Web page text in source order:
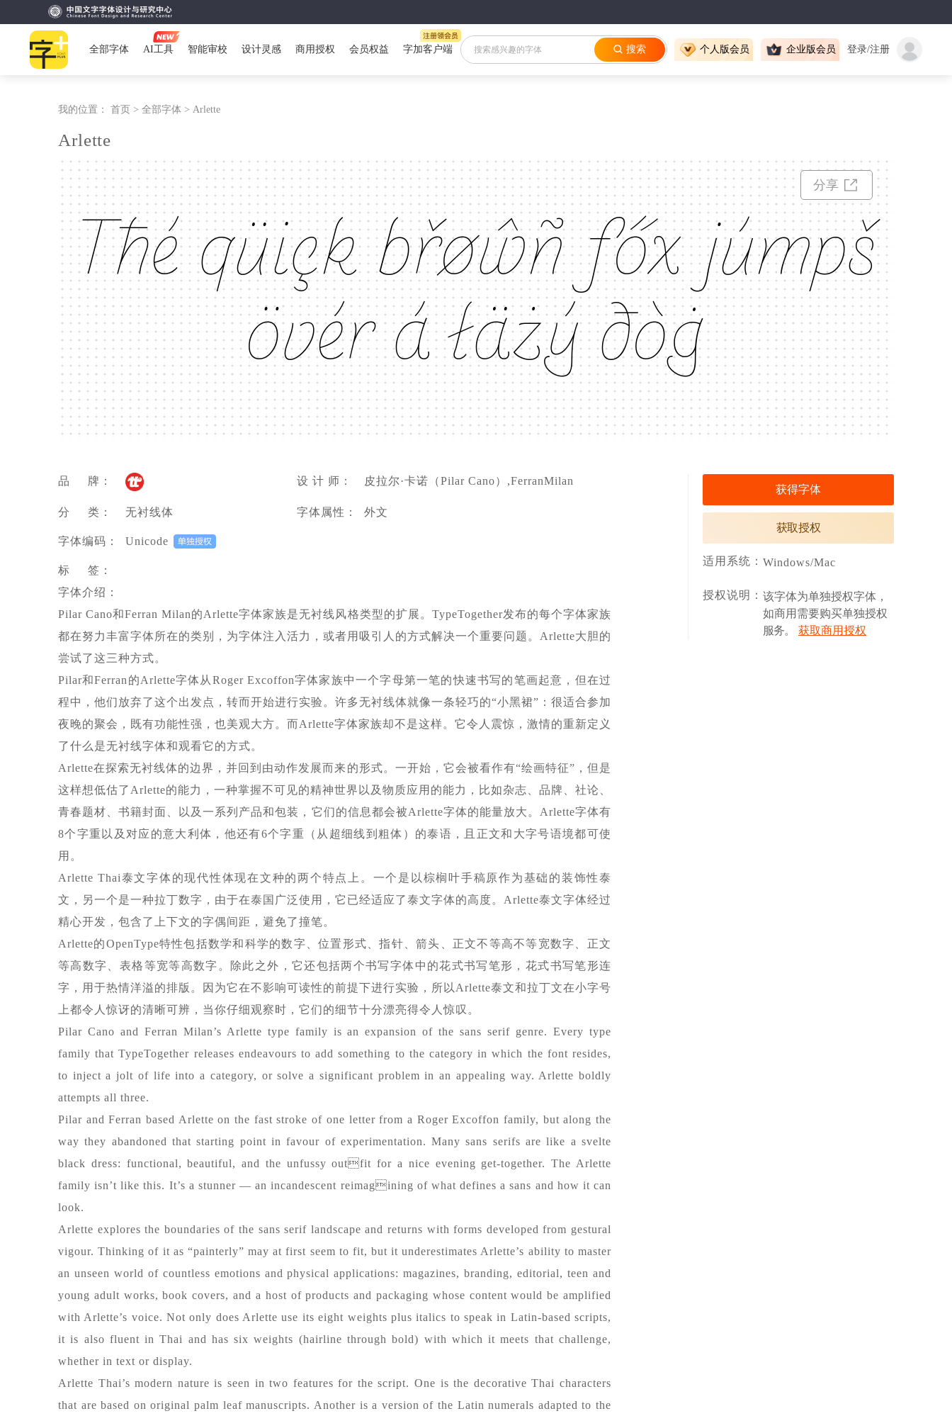
全部字体 AI工具 智能审校 设计灵感 商用授权 会员权益 字加客户端 登录/注册
企业版会员
个人版会员
搜索
我的位置： 首页 > 全部字体 > Arlette
Arlette
Tħé qüiçk břøŵñ főx júmpš
övér á łäżý đòġ
分享
品 牌： 设 计 师： 皮拉尔·卡诺（Pilar Cano）,FerranMilan
分 类： 无衬线体 字体属性： 外文
字体编码： Unicode
标 签：
字体介绍：
Pilar Cano和Ferran Milan的Arlette字体家族是无衬线风格类型的扩展。TypeTogether发布的每个字体家族
都在努力丰富字体所在的类别，为字体注入活力，或者用吸引人的方式解决一个重要问题。Arlette大胆的
尝试了这三种方式。
Pilar和Ferran的Arlette字体从Roger Excoffon字体家族中一个字母第一笔的快速书写的笔画起意，但在过
程中，他们放弃了这个出发点，转而开始进行实验。许多无衬线体就像一条轻巧的“小黑裙”：很适合参加
夜晚的聚会，既有功能性强，也美观大方。而Arlette字体家族却不是这样。它令人震惊，激情的重新定义
了什么是无衬线字体和观看它的方式。
Arlette在探索无衬线体的边界，并回到由动作发展而来的形式。一开始，它会被看作有“绘画特征”，但是
这样想低估了Arlette的能力，一种掌握不可见的精神世界以及物质应用的能力，比如杂志、品牌、社论、
青春题材、书籍封面、以及一系列产品和包装，它们的信息都会被Arlette字体的能量放大。Arlette字体有
8个字重以及对应的意大利体，他还有6个字重（从超细线到粗体）的泰语，且正文和大字号语境都可使
用。
Arlette Thai泰文字体的现代性体现在文种的两个特点上。一个是以棕榈叶手稿原作为基础的装饰性泰
文，另一个是一种拉丁数字，由于在泰国广泛使用，它已经适应了泰文字体的高度。Arlette泰文字体经过
精心开发，包含了上下文的字偶间距，避免了撞笔。
Arlette的OpenType特性包括数学和科学的数字、位置形式、指针、箭头、正文不等高不等宽数字、正文
等高数字、表格等宽等高数字。除此之外，它还包括两个书写字体中的花式书写笔形，花式书写笔形连
字，用于热情洋溢的排版。因为它在不影响可读性的前提下进行实验，所以Arlette泰文和拉丁文在小字号
上都令人惊讶的清晰可辨，当你仔细观察时，它们的细节十分漂亮得令人惊叹。
Pilar Cano and Ferran Milan’s Arlette type family is an expansion of the sans serif genre. Every type
family that TypeTogether releases endeavours to add something to the category in which the font resides,
to inject a jolt of life into a category, or solve a significant problem in an appealing way. Arlette boldly
attempts all three.
Pilar and Ferran based Arlette on the fast stroke of one letter from a Roger Excoffon family, but along the
way they abandoned that starting point in favour of experimentation. Many sans serifs are like a svelte
black dress: functional, beautiful, and the unfussy outfit for a nice evening get-together. The Arlette
family isn’t like this. It’s a stunner — an incandescent reimagining of what defines a sans and how it can
look.
Arlette explores the boundaries of the sans serif landscape and returns with forms developed from gestural
vigour. Thinking of it as “painterly” may at first seem to fit, but it underestimates Arlette’s ability to master
an unseen world of countless emotions and physical applications: magazines, branding, editorial, teen and
young adult works, book covers, and a host of products and packaging whose content would be amplified
with Arlette’s voice. Not only does Arlette use its eight weights plus italics to speak in Latin-based scripts,
it is also fluent in Thai and has six weights (hairline through bold) with which it meets that challenge,
whether in text or display.
Arlette Thai’s modern nature is seen in two features for the script. One is the decorative Thai characters
that are based on original palm leaf manuscripts. Another is a version of the Latin numerals adapted to the
获得字体
获取授权
适用系统： Windows/Mac
授权说明： 该字体为单独授权字体，
如商用需要购买单独授权
服务。
获取商用授权